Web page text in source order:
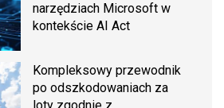
narzędziach Microsoft w
kontekście AI Act
Kompleksowy przewodnik
po odszkodowaniach za